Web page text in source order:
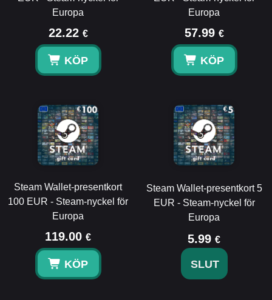
Europa
22.22 €
KÖP
Europa
57.99 €
KÖP
Steam Wallet-presentkort
100 EUR - Steam-nyckel för
Europa
119.00 €
KÖP
Steam Wallet-presentkort 5
EUR - Steam-nyckel för
Europa
5.99 €
SLUT